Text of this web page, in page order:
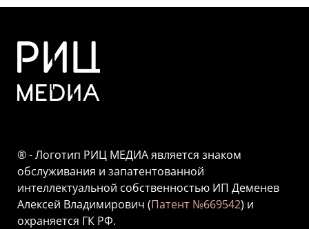
® - Логотип РИЦ МЕДИА является знаком
обслуживания и запатентованной
интеллектуальной собственностью ИП Деменев
Алексей Владимирович (Патент №669542) и
охраняется ГК РФ.